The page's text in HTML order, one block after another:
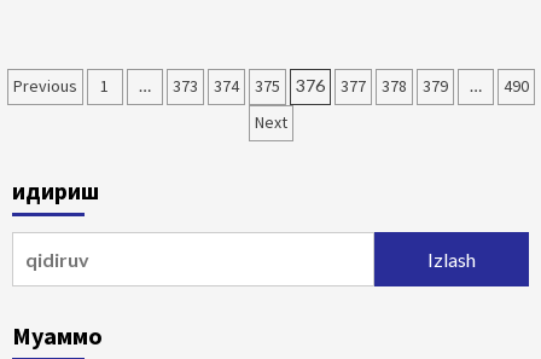
Maqolalar
Previous 1 … 373 374 375 376 377 378 379 …
490
Next
Қидириш
Муаммо